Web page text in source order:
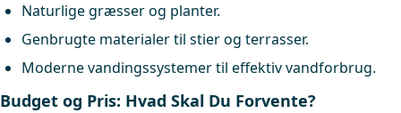
Naturlige græsser og planter.
Genbrugte materialer til stier og terrasser.
Moderne vandingssystemer til effektiv vandforbrug.
Budget og Pris: Hvad Skal Du Forvente?